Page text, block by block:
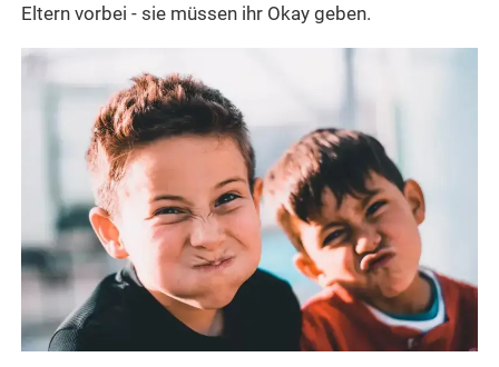
Eltern vorbei - sie müssen ihr Okay geben.